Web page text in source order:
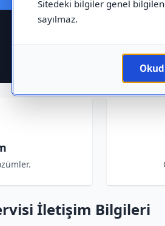
Sitedeki bilgiler genel
sayılmaz.
İletişim Bilgileri